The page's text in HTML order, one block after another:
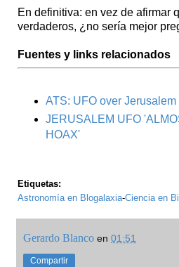
En definitiva: en vez de afirmar
verdaderos, ¿no sería mejor
Fuentes y links relacionados
ATS: UFO over Jerusalem
JERUSALEM UFO
HOAX'
Etiquetas:
Astronomía en Blogalaxia-Ciencia en
Gerardo Blanco en 01:51
Compartir